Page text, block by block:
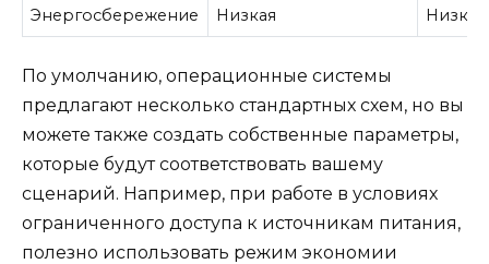
Энергосбережение Низкая Низкое
По умолчанию, операционные системы
предлагают несколько стандартных схем, но вы
можете также создать собственные параметры,
которые будут соответствовать вашему
сценарий. Например, при работе в условиях
ограниченного доступа к источникам питания,
полезно использовать режим экономии